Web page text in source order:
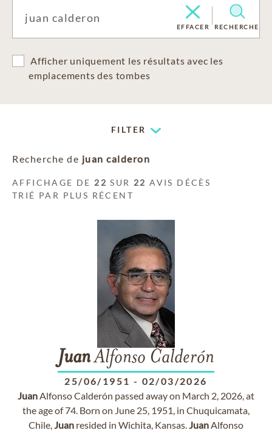
EFFACER RECHERCHE
Afficher uniquement les résultats avec les
emplacements des tombes
FILTER
Recherche de juan calderon
AFFICHAGE DE 22 SUR 22 AVIS DÉCÈS
TRIÉ PAR PLUS RÉCENT
JuanAlfonso Calderón
25/06/1951 - 02/03/2026
JuanAlfonso Calderón passed away on March 2, 2026, at
the age of 74. Born on June 25, 1951, in Chuquicamata,
Chile,Juan resided in Wichita, Kansas.JuanAlfonso